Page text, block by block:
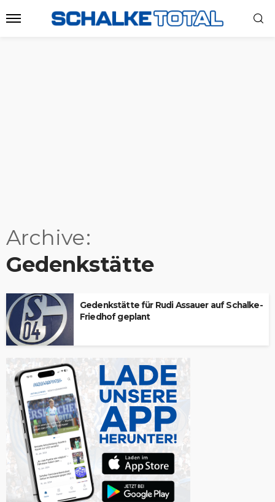
Archive
Gedenkstätte
Gedenkstätte für Rudi Assauer auf Schalke-
Friedhof geplant